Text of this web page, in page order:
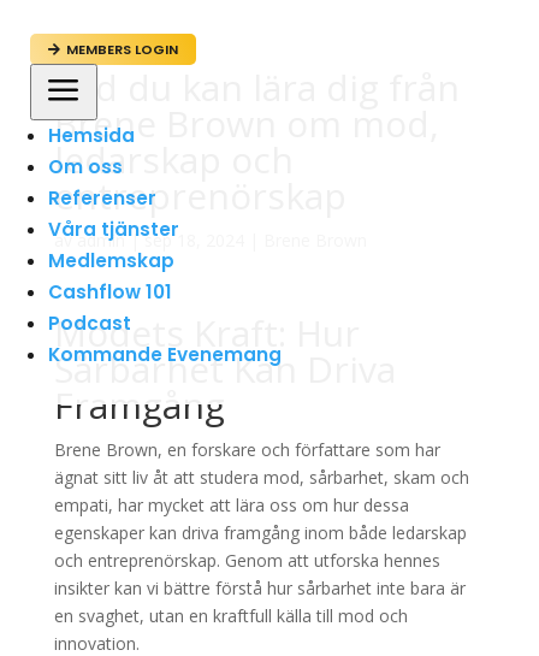
 MEMBERS LOGIN
a
Hemsida
Om oss
Referenser
Våra tjänster
Medlemskap
Cashflow 101
Podcast
Kommande Evenemang
Vad du kan lära dig från
Brene Brown om mod,
ledarskap och
entreprenörskap
avadmin|sep 18, 2024
Modets Kraft: Hur
Sårbarhet Kan Driva
Framgång
Brene Brown, en forskare och författare som har
ägnat sitt liv åt att studera mod, sårbarhet, skam och
empati, har mycket att lära oss om hur dessa
egenskaper kan driva framgång inom både ledarskap
och entreprenörskap. Genom att utforska hennes
insikter kan vi bättre förstå hur sårbarhet inte bara är
en svaghet, utan en kraftfull källa till mod och
innovation.